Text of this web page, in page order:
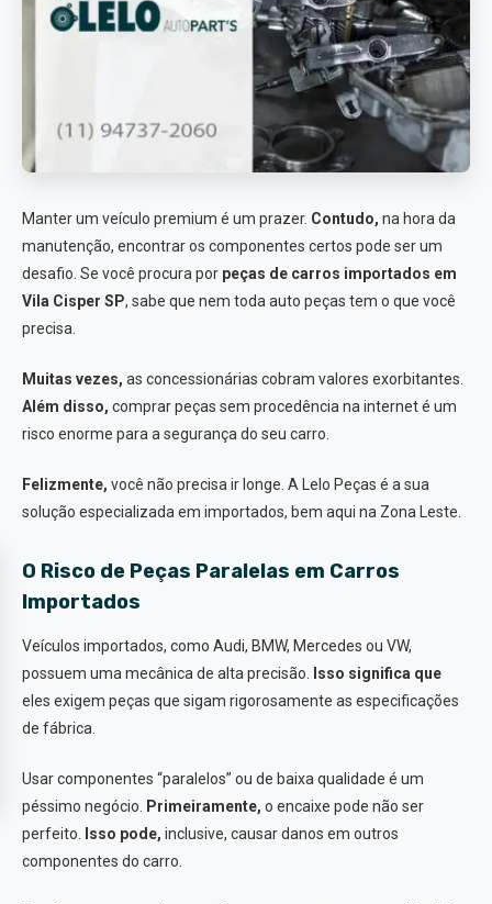
Manter um veículo premium é um prazer. Contudo, na hora da
manutenção, encontrar os componentes certos pode ser um
desafio. Se você procura por peças de carros importados em
Vila Cisper SP, sabe que nem toda auto peças tem o que você
precisa.
Muitas vezes, as concessionárias cobram valores exorbitantes.
Além disso, comprar peças sem procedência na internet é um
risco enorme para a segurança do seu carro.
Felizmente, você não precisa ir longe. A Lelo Peças é a sua
solução especializada em importados, bem aqui na Zona Leste.
O Risco de Peças Paralelas em Carros
Importados
Veículos importados, como Audi, BMW, Mercedes ou VW,
possuem uma mecânica de alta precisão. Isso significa que
eles exigem peças que sigam rigorosamente as especificações
de fábrica.
Usar componentes “paralelos” ou de baixa qualidade é um
péssimo negócio. Primeiramente, o encaixe pode não ser
perfeito. Isso pode, inclusive, causar danos em outros
componentes do carro.